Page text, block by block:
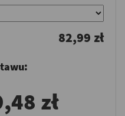
82,99 zł
zł